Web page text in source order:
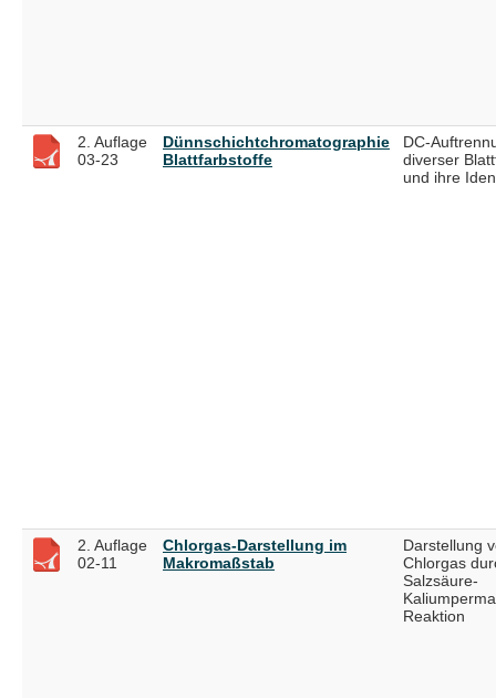
2. Auflage
03-23
Dünnschichtchromatographie
Blattfarbstoffe
DC-
diverser
und ihre
2. Auflage
02-11
Chlorgas-Darstellung im
Makromaßstab
Darstellung
Chlorgas
Salzsäure-
Reaktion